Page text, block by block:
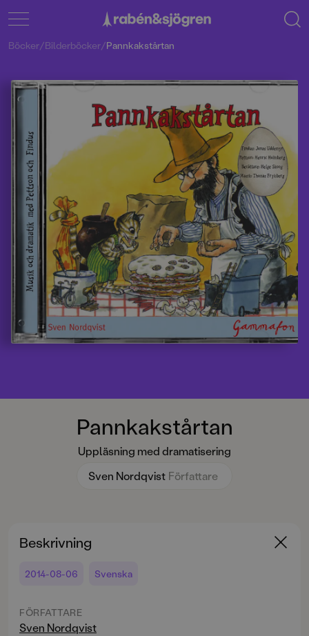
Pannkakstårtan
Uppläsning med dramatisering
Sven Nordqvist Författare
Böcker/Bilderböcker/Pannkakstårtan
Beskrivning
2014-08-06 Svenska
FÖRFATTARE
Sven Nordqvist